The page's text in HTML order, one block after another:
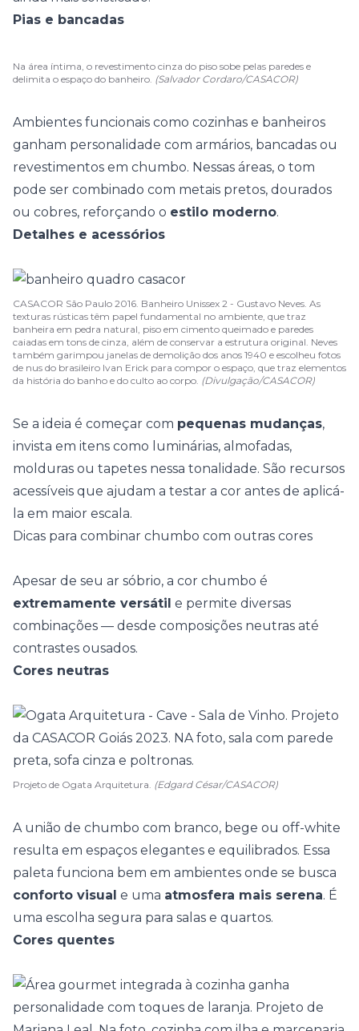
Pias e bancadas
Na área íntima, o revestimento cinza do piso sobe pelas paredes e
delimita o espaço do banheiro. (Salvador Cordaro/CASACOR)
Ambientes funcionais como cozinhas e banheiros
ganham personalidade com armários, bancadas ou
revestimentos em chumbo. Nessas áreas, o tom
pode ser combinado com metais pretos, dourados
ou cobres, reforçando o estilo moderno.
Detalhes e acessórios
CASACOR São Paulo 2016. Banheiro Unissex 2 - Gustavo Neves. As
texturas rústicas têm papel fundamental no ambiente, que traz
banheira em pedra natural, piso em cimento queimado e paredes
caiadas em tons de cinza, além de conservar a estrutura original. Neves
também garimpou janelas de demolição dos anos 1940 e escolheu fotos
de nus do brasileiro Ivan Erick para compor o espaço, que traz elementos
da história do banho e do culto ao corpo. (Divulgação/CASACOR)
Se a ideia é começar com pequenas mudanças,
invista em itens como luminárias, almofadas,
molduras ou tapetes nessa tonalidade. São recursos
acessíveis que ajudam a testar a cor antes de aplicá-
la em maior escala.
Dicas para combinar chumbo com outras cores
Apesar de seu ar sóbrio, a cor chumbo é
extremamente versátil e permite diversas
combinações — desde composições neutras até
contrastes ousados.
Cores neutras
Projeto de Ogata Arquitetura. (Edgard César/CASACOR)
A união de chumbo com branco, bege ou off-white
resulta em espaços elegantes e equilibrados. Essa
paleta funciona bem em ambientes onde se busca
conforto visual e uma atmosfera mais serena. É
uma escolha segura para salas e quartos.
Cores quentes